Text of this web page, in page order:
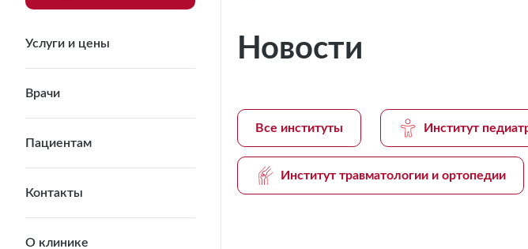
Услуги и цены
Врачи
Пациентам
Контакты
О клинике
Новости
Все институты Институт
Институт травматологии и ортопедии